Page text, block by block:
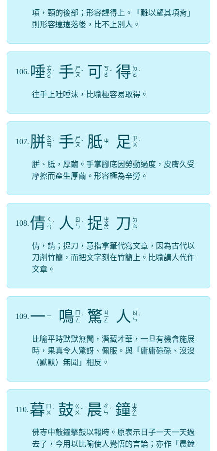
項，頸的後部；形容趕得上。「難以望其項背」
則形容遠遠落後，比不上別人。
106. 唾 ㄊ
ㄨ
ㄛ
ˋ 手 ㄕ
ㄡ ˇ 可 ㄎ
ㄜ ˇ 得 ㄉ
ㄜ ˊ
往手上吐唾沫，比喻極容易取得。
107. 胼 ㄆ
ㄧ
ㄢ
ˊ 手 ㄕ
ㄡ ˇ 胝 ㄓ 足
ㄗ
ㄨ ˊ
胼、胝，厚繭。手掌腳底因勞動過度，皮膚久受
摩擦而產生厚繭。形容極為辛勞。
108.倩 ㄑ
ㄧ
ㄢ
ˋ 人 ㄖ
ㄣ ˊ 捉 ㄓ
ㄨ
ㄛ 刀 ㄉ
ㄠ
倩，請；捉刀，意指拿筆代寫文章，因為古代以
刀削竹簡，而把文字刻在竹簡上。比喻請人代作
文章。
109. 一 ㄧ 鳴 ㄧ
ㄥ
ˊ 驚 ㄐ
ㄧ
ㄥ 人 ㄖ
ㄣ ˊ
比喻平時默默無聞，潛藏才華，一旦有機會施展
時，果真令人驚訝、佩服。與「庸庸碌碌、沒沒
（默默）無聞」相反。
110. 暮 ㄨ ˋ 鼓 ㄍ
ㄨ ˇ 晨 ㄔ
ㄣ ˊ 鐘 ㄓ
ㄨ
ㄥ
佛寺中敲鐘擊鼓以報時。原表示日子一天一天過
去了，今用以比喻使人覺悟的言論；亦作「晨鐘